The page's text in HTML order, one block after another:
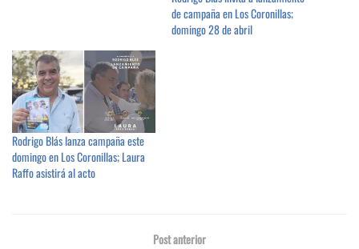
de campaña en Los Coronillas;
domingo 28 de abril
Rodrigo Blás lanza campaña este
domingo en Los Coronillas; Laura
Raffo asistirá al acto
Post anterior